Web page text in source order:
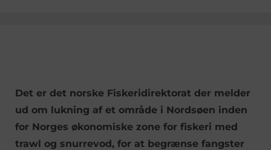
Det er det norske Fiskeridirektorat der melder
ud om lukning af et område i Nordsøen inden
for Norges økonomiske zone for fiskeri med
trawl og snurrevod, for at begrænse fangster